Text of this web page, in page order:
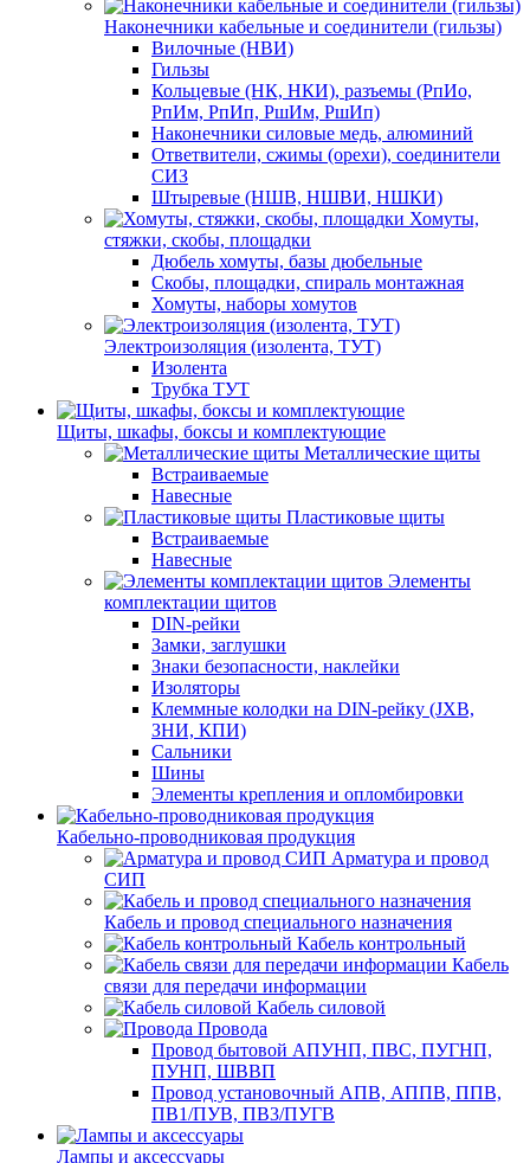
Наконечники кабельные и соединители (гильзы)
Вилочные (НВИ)
Гильзы
Кольцевые (НК, НКИ), разъемы (РпИо,
РпИм, РпИп, РшИм, РшИп)
Наконечники силовые медь, алюминий
Ответвители, сжимы (орехи), соединители
СИЗ
Штыревые (НШВ, НШВИ, НШКИ)
Хомуты,
стяжки, скобы, площадки
Дюбель хомуты, базы дюбельные
Скобы, площадки, спираль монтажная
Хомуты, наборы хомутов
Электроизоляция (изолента, ТУТ)
Изолента
Трубка ТУТ
Щиты, шкафы, боксы и комплектующие
Металлические щиты
Встраиваемые
Навесные
Пластиковые щиты
Встраиваемые
Навесные
Элементы
комплектации щитов
DIN-рейки
Замки, заглушки
Знаки безопасности, наклейки
Изоляторы
Клеммные колодки на DIN-рейку (JXB,
ЗНИ, КПИ)
Сальники
Шины
Элементы крепления и опломбировки
Кабельно-проводниковая продукция
Арматура и провод
СИП
Кабель и провод специального назначения
Кабель контрольный
Кабель
связи для передачи информации
Кабель силовой
Провода
Провод бытовой АПУНП, ПВС, ПУГНП,
ПУНП, ШВВП
Провод установочный АПВ, АППВ, ППВ,
ПВ1/ПУВ, ПВ3/ПУГВ
Лампы и аксессуары